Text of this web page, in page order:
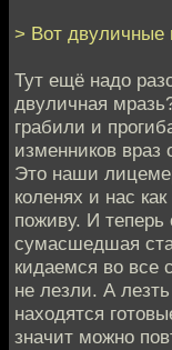
> Вот двуличные
Тут ещё надо
двуличная
грабили и
изменников враз
Это наши
коленях и нас
поживу. И
сумасшедшая
кидаемся во все
не лезли. А
находятся
значит можно